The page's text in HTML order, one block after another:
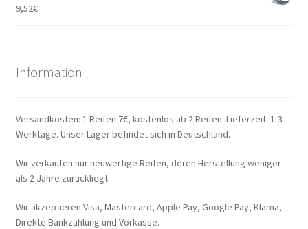
9,52€
Information
Versandkosten: 1 Reifen 7€, kostenlos ab 2 Reifen. Lieferzeit: 1-3
Werktage. Unser Lager befindet sich in Deutschland.
Wir verkaufen nur neuwertige Reifen, deren Herstellung weniger
als 2 Jahre zurückliegt.
Wir akzeptieren Visa, Mastercard, Apple Pay, Google Pay, Klarna,
Direkte Bankzahlung und Vorkasse.